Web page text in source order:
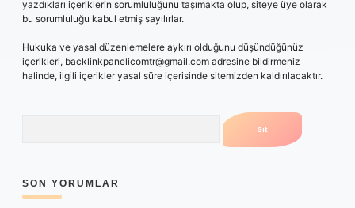
yazdıkları içeriklerin sorumluluğunu taşımakta olup, siteye üye olarak
bu sorumluluğu kabul etmiş sayılırlar.
Hukuka ve yasal düzenlemelere aykırı olduğunu düşündüğünüz
içerikleri, backlinkpanelicomtr@gmail.com adresine bildirmeniz
halinde, ilgili içerikler yasal süre içerisinde sitemizden kaldırılacaktır.
SON YORUMLAR